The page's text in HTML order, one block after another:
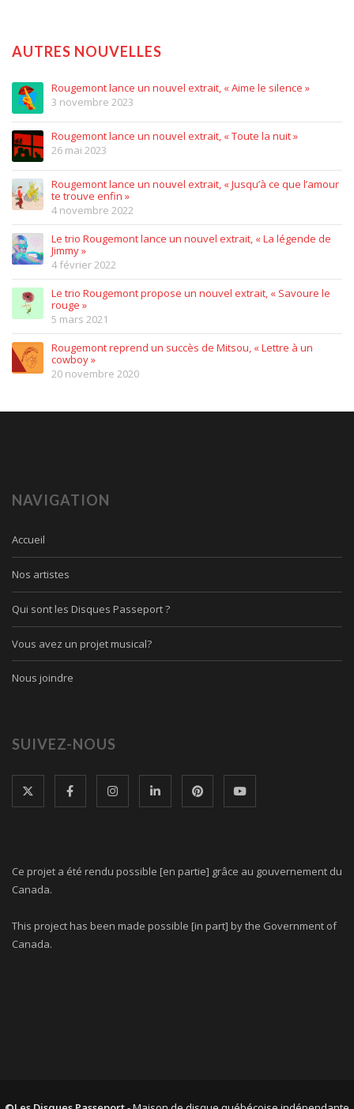
AUTRES NOUVELLES
Rougemont lance un nouvel extrait, « Aime le silence »
3 novembre 2023
Rougemont lance un nouvel extrait, « Toute la nuit »
26 mai 2023
Rougemont lance un nouvel extrait, « Jusqu’à ce que l’amour
te trouve enfin »
4 novembre 2022
Le trio Rougemont lance un nouvel extrait, « La légende de
Jimmy »
4 février 2022
Le trio Rougemont propose un nouvel extrait, « Savoure le
rouge »
5 mars 2021
Rougemont reprend un succès de Mitsou, « Lettre à un
cowboy »
20 novembre 2020
NAVIGATION
Accueil
Nos artistes
Qui sont les Disques Passeport ?
Vous avez un projet musical?
Nous joindre
SUIVEZ-NOUS
Ce projet a été rendu possible [en partie] grâce au gouvernement du
Canada.
This project has been made possible [in part] by the Government of
Canada.